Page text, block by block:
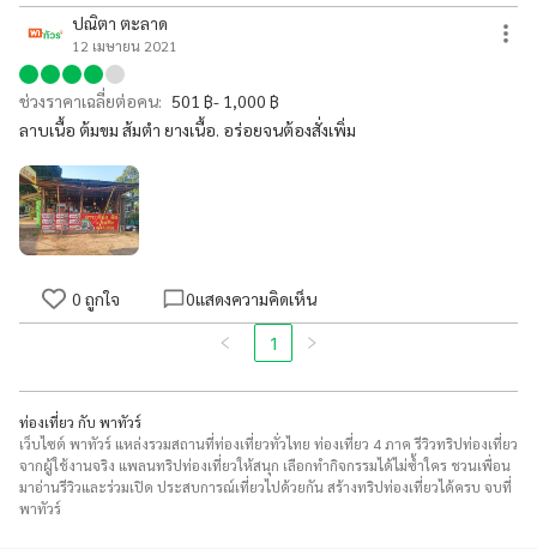
ปณิตา ตะลาด
12 เมษายน 2021
ช่วงราคาเฉลี่ยต่อคน: 501 ฿- 1,000 ฿
ลาบเนื้อ ต้มขม ส้มตำ ยางเนื้อ. อร่อยจนต้องสั่งเพิ่ม
0 ถูกใจ 0แสดงความคิดเห็น
1
ท่องเที่ยว กับ พาทัวร์
เว็บไซต์ พาทัวร์ แหล่งรวมสถานที่ท่องเที่ยวทั่วไทย ท่องเที่ยว 4 ภาค รีวิวทริปท่องเที่ยว
จากผู้ใช้งานจริง แพลนทริปท่องเที่ยวให้สนุก เลือกทำกิจกรรมได้ไม่ซ้ำใคร ชวนเพื่อน
มาอ่านรีวิวและร่วมเปิด ประสบการณ์เที่ยวไปด้วยกัน สร้างทริปท่องเที่ยวได้ครบ จบที่
พาทัวร์